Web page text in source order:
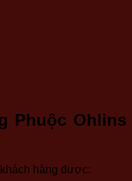
Phuộc Ohlins
hàng được: